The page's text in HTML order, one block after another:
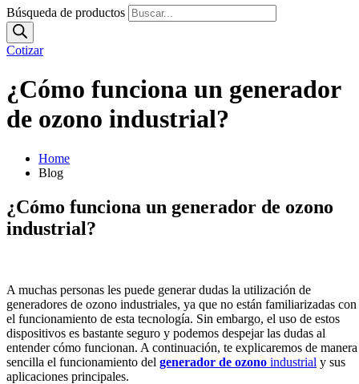
Búsqueda de productos
Cotizar
¿Cómo funciona un generador
de ozono industrial?
Home
Blog
¿Cómo funciona un generador de ozono
industrial?
A muchas personas les puede generar dudas la utilización de
generadores de ozono industriales, ya que no están familiarizadas con
el funcionamiento de esta tecnología. Sin embargo, el uso de estos
dispositivos es bastante seguro y podemos despejar las dudas al
entender cómo funcionan. A continuación, te explicaremos de manera
sencilla el funcionamiento del generador de ozono industrial y sus
aplicaciones principales.